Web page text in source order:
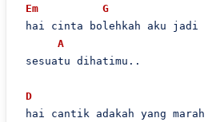
Em
G
hai cinta bolehkah aku jadi
A
sesuatu dihatimu..
D
hai cantik adakah yang marah